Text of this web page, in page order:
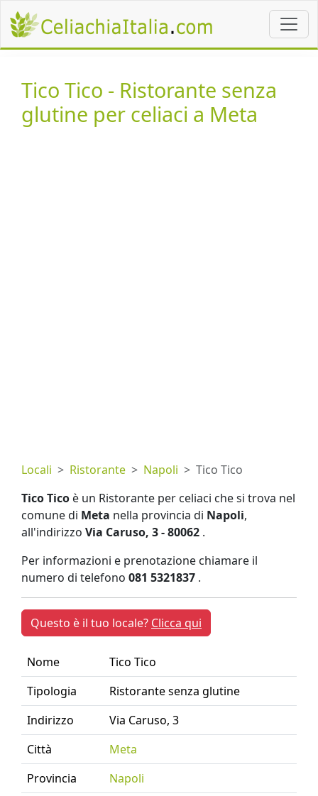
Tico Tico - Ristorante senza
glutine per celiaci a Meta
Locali Ristorante Napoli
Tico Tico
Tico Tico è un Ristorante per celiaci che si trova nel
comune di Meta nella provincia di Napoli,
all'indirizzo Via Caruso, 3 - 80062 .
Per informazioni e prenotazione chiamare il
numero di telefono 081 5321837 .
Questo è il tuo locale? Clicca qui
Nome
Tico Tico
Tipologia
Ristorante senza glutine
Indirizzo
Via Caruso, 3
Città
Meta
Provincia
Napoli